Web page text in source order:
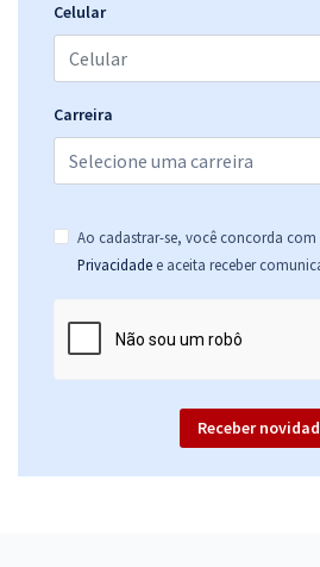
Celular
Carreira
Ao cadastrar-se, você concorda com
Privacidade e aceita receber
Receber